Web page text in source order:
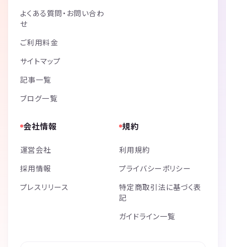
毎月怪談座談会開催中。
参加を足踏みしてる人❗️
よくある質問・お問い合わ
せ
ご利用料金
サイトマップ
記事一覧
ブログ一覧
会社情報
運営会社
採用情報
プレスリリース
規約
利用規約
プライバシーポリシー
特定商取引法に基づく表
記
ガイドライン一覧